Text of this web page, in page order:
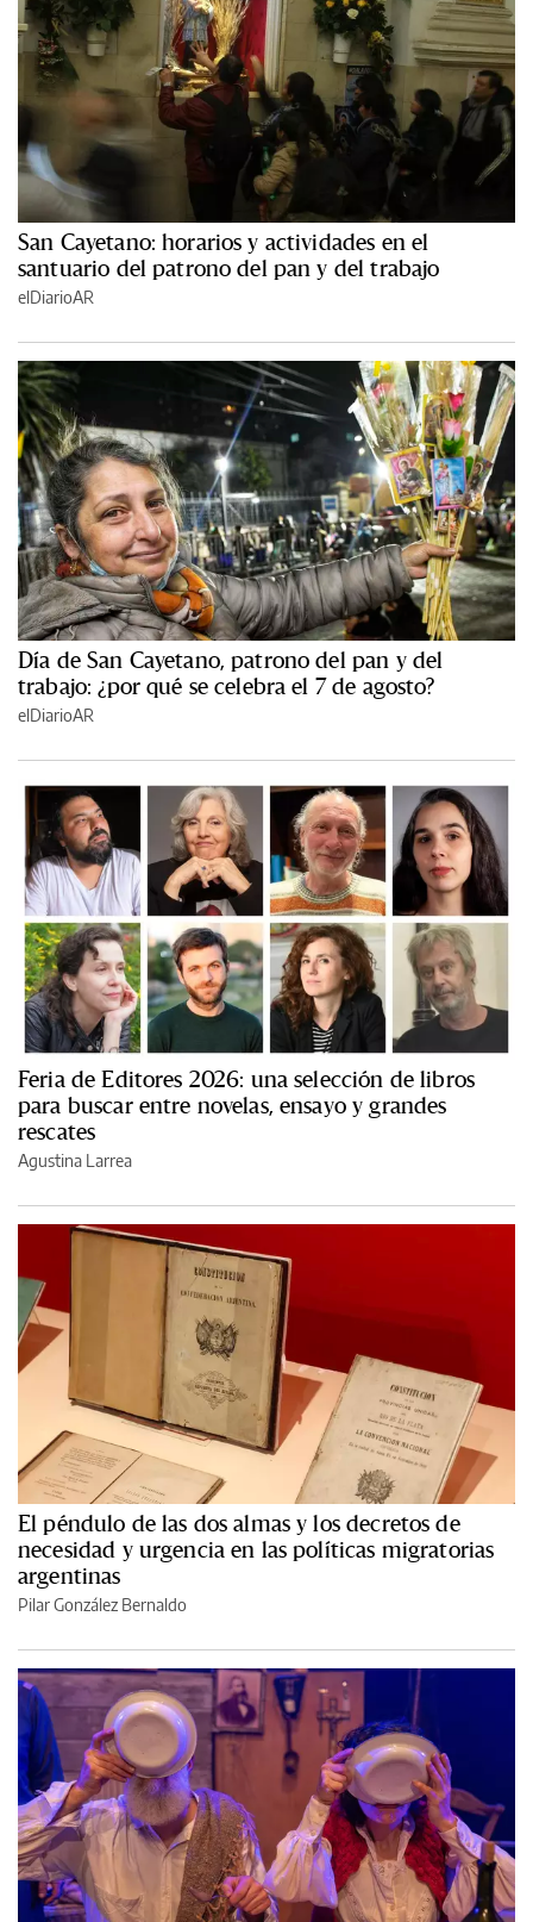
San Cayetano: horarios y actividades en el
santuario del patrono del pan y del trabajo
elDiarioAR
Día de San Cayetano, patrono del pan y del
trabajo: ¿por qué se celebra el 7 de agosto?
elDiarioAR
Feria de Editores 2026: una selección de libros
para buscar entre novelas, ensayo y grandes
rescates
Agustina Larrea
El péndulo de las dos almas y los decretos de
necesidad y urgencia en las políticas migratorias
argentinas
Pilar González Bernaldo